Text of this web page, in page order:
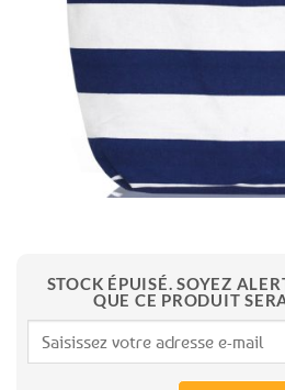
STOCK ÉPUISÉ. SOYEZ
QUE CE PRODUIT